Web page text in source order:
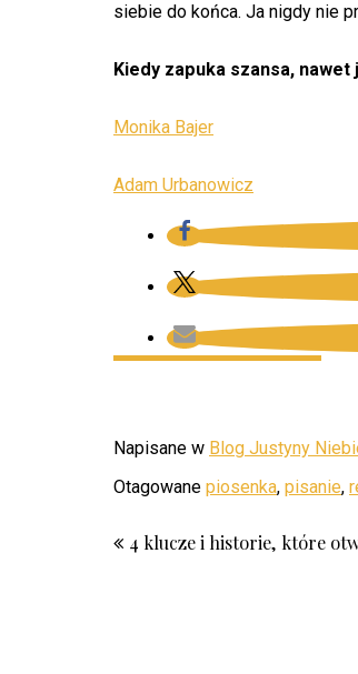
siebie do końca. Ja nigdy nie
Kiedy zapuka szansa,
Monika Bajer
Adam Urbanowicz
Napisane w Blog Justyny
Otagowane piosenka, pisanie,
4 klucze i historie, które